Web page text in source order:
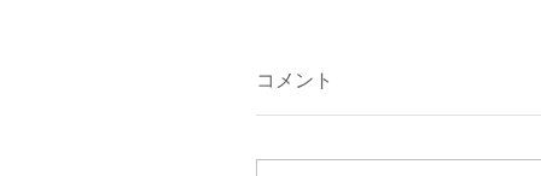
コメント